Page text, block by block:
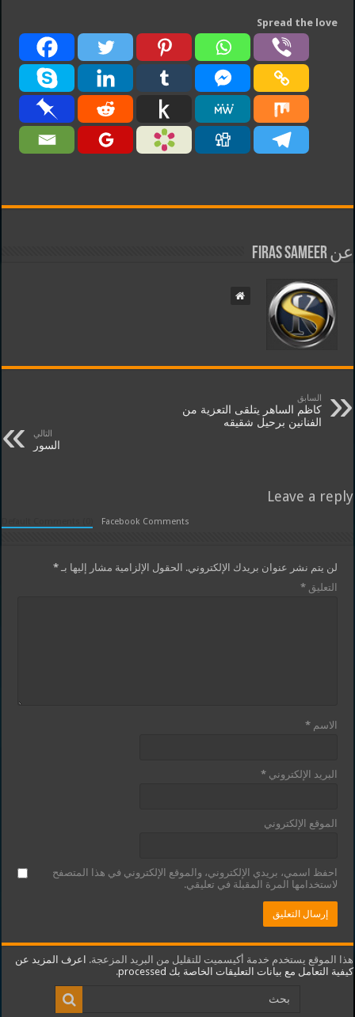
Spread the love
عن Firas Sameer
السابق
كاظم الساهر يتلقى التعزية من
الفنانين برحيل شقيقه
التالي
السور
Leave a reply
Facebook Comments
لن يتم نشر عنوان بريدك الإلكتروني. الحقول الإلزامية مشار إليها بـ*
التعليق*
الاسم*
البريد الإلكتروني*
الموقع الإلكتروني
احفظ اسمي، بريدي الإلكتروني، والموقع الإلكتروني في هذا المتصفح
لاستخدامها المرة المقبلة في تعليقي.
هذا الموقع يستخدم خدمة أكيسميت للتقليل من البريد المزعجة. اعرف المزيد عن
كيفية التعامل مع بيانات التعليقات الخاصة بك processed
.